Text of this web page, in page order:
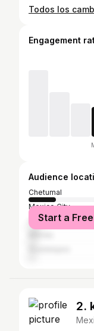
Todos los
Engagement
Audience
Chetumal
Mexico City
Cancun
Start a
2.